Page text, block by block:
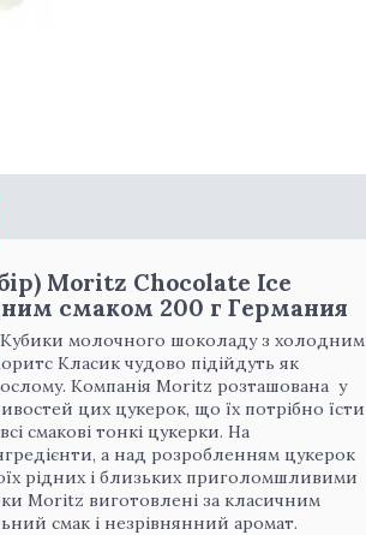
Moritz Chocolate Ice
смаком 200 г Германия
молочного шоколаду з холодним
Класик чудово підійдуть як
Компанія Moritz розташована у
цих цукерок, що їх потрібно їсти
смакові тонкі цукерки. На
а над розробленням цукерок
рідних і близьких приголомшливими
Moritz виготовлені за класичним
смак і незрівнянний аромат.